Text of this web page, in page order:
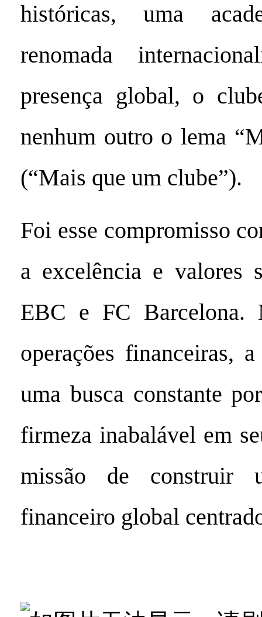
históricas, uma
renomada
presença global, o
nenhum outro o lema
(“Mais que um clube”).
Foi esse compromisso
a excelência e valores
EBC e FC Barcelona.
operações financeiras,
uma busca constante
firmeza inabalável em
missão de construir
financeiro global